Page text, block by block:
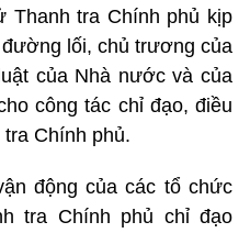
Thanh tra Chính phủ kịp
lối, chủ trương của
của Nhà nước và của
công tác chỉ đạo, điều
Chính phủ.
động của các tổ chức
tra Chính phủ chỉ đạo